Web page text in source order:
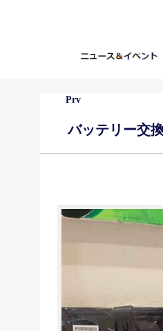
Prv
バッテリー交